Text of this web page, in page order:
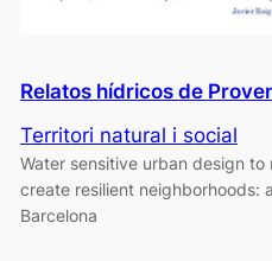
Relatos hídricos de
Territori natural i social
Water sensitive urban design
create resilient neighborhoods:
Barcelona